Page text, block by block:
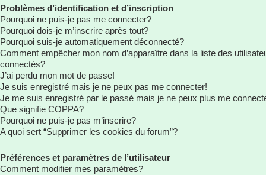
Problèmes d’identification et d’inscription
Pourquoi ne puis-je pas me connecter?
Pourquoi dois-je m’inscrire après tout?
Pourquoi suis-je automatiquement déconnecté?
Comment empêcher mon nom d’apparaître dans la liste des
connectés?
J’ai perdu mon mot de passe!
Je suis enregistré mais je ne peux pas me connecter!
Je me suis enregistré par le passé mais je ne peux plus me
Que signifie COPPA?
Pourquoi ne puis-je pas m’inscrire?
A quoi sert “Supprimer les cookies du forum”?
Préférences et paramètres de l’utilisateur
Comment modifier mes paramètres?